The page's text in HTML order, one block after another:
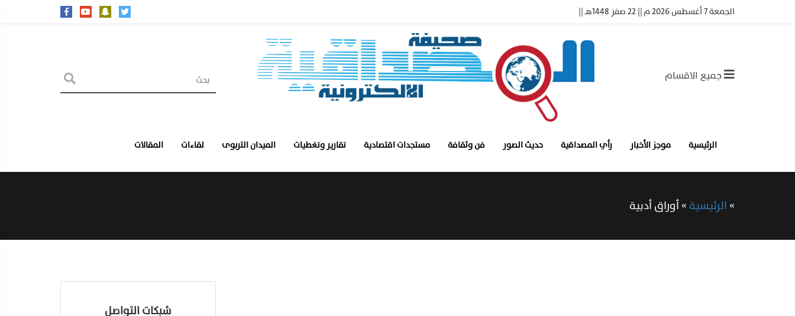
الجمعة 7 أغسطس 2026 م || 22 صفر 1448هـ ||
جميع الاقسام
الرئيسية موجز الأخبار رأي المصداقية حديث الصور فن وثقافة مستجدات اقتصادية تقارير وتغطيات الميدان التربوى لقاءات المقالات
»الرئيسية»أوراق أدبية
شبكات التواصل